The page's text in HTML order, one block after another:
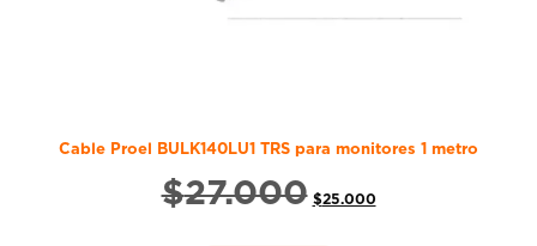
Cable Proel BULK140LU1 TRS para monitores 1 metro
$27.000 $25.000